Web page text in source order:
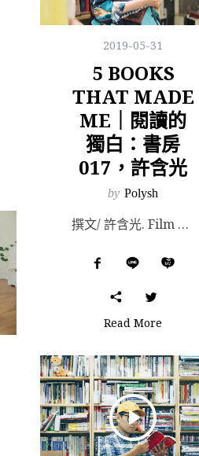
2019-05-31
5 BOOKS
THAT MADE
ME｜閱讀的
獨白：書房
017，許含光
by Polysh
撰文/ 許含光. Film & Photography/ Manchi. Special t...
Read More